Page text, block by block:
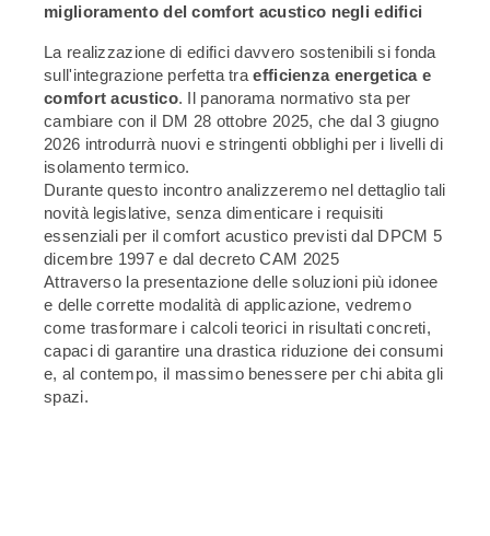
miglioramento del comfort acustico negli edifici
La realizzazione di edifici davvero sostenibili si fonda
sull'integrazione perfetta traefficienza energetica e
comfort acustico. Il panorama normativo sta per
cambiare con il DM 28 ottobre 2025, che dal 3 giugno
2026 introdurrà nuovi e stringenti obblighi per i livelli di
isolamento termico.
Durante questo incontro analizzeremo nel dettaglio tali
novità legislative, senza dimenticare i requisiti
essenziali per il comfort acustico previsti dal DPCM 5
dicembre 1997 e dal decreto CAM 2025
Attraverso la presentazione delle soluzioni più idonee
e delle corrette modalità di applicazione, vedremo
come trasformare i calcoli teorici in risultati concreti,
capaci di garantire una drastica riduzione dei consumi
e, al contempo, il massimo benessere per chi abita gli
spazi.